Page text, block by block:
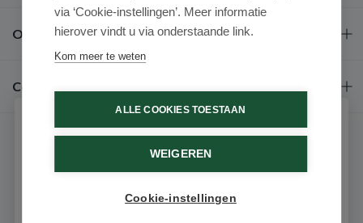
Over ons
Contact
9.6 / 10 (531 beoordelingen)
via ‘Cookie-instellingen’. Meer informatie
hierover vindt u via onderstaande link.
Kom meer te weten
ALLE COOKIES TOESTAAN
WEIGEREN
Cookie-instellingen
Schrijf je in voor onze nieuwsbrief
Ontvang als eerste de beste aanbiedingen en persoonlijk
advies